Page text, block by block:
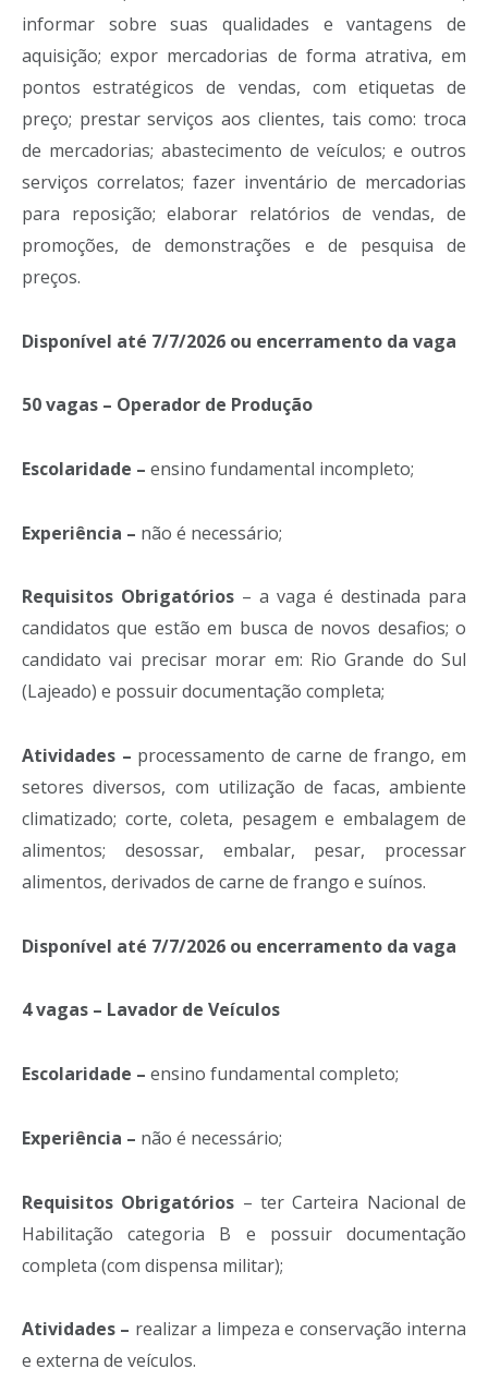
informar sobre suas qualidades e vantagens de
aquisição; expor mercadorias de forma atrativa, em
pontos estratégicos de vendas, com etiquetas de
preço; prestar serviços aos clientes, tais como: troca
de mercadorias; abastecimento de veículos; e outros
serviços correlatos; fazer inventário de mercadorias
para reposição; elaborar relatórios de vendas, de
promoções, de demonstrações e de pesquisa de
preços.
Disponível até 7/7/2026 ou encerramento da vaga
50 vagas – Operador de Produção
Escolaridade – ensino fundamental incompleto;
Experiência – não é necessário;
Requisitos Obrigatórios – a vaga é destinada para
candidatos que estão em busca de novos desafios; o
candidato vai precisar morar em: Rio Grande do Sul
(Lajeado) e possuir documentação completa;
Atividades – processamento de carne de frango, em
setores diversos, com utilização de facas, ambiente
climatizado; corte, coleta, pesagem e embalagem de
alimentos; desossar, embalar, pesar, processar
alimentos, derivados de carne de frango e suínos.
Disponível até 7/7/2026 ou encerramento da vaga
4 vagas – Lavador de Veículos
Escolaridade – ensino fundamental completo;
Experiência – não é necessário;
Requisitos Obrigatórios – ter Carteira Nacional de
Habilitação categoria B e possuir documentação
completa (com dispensa militar);
Atividades – realizar a limpeza e conservação interna
e externa de veículos.